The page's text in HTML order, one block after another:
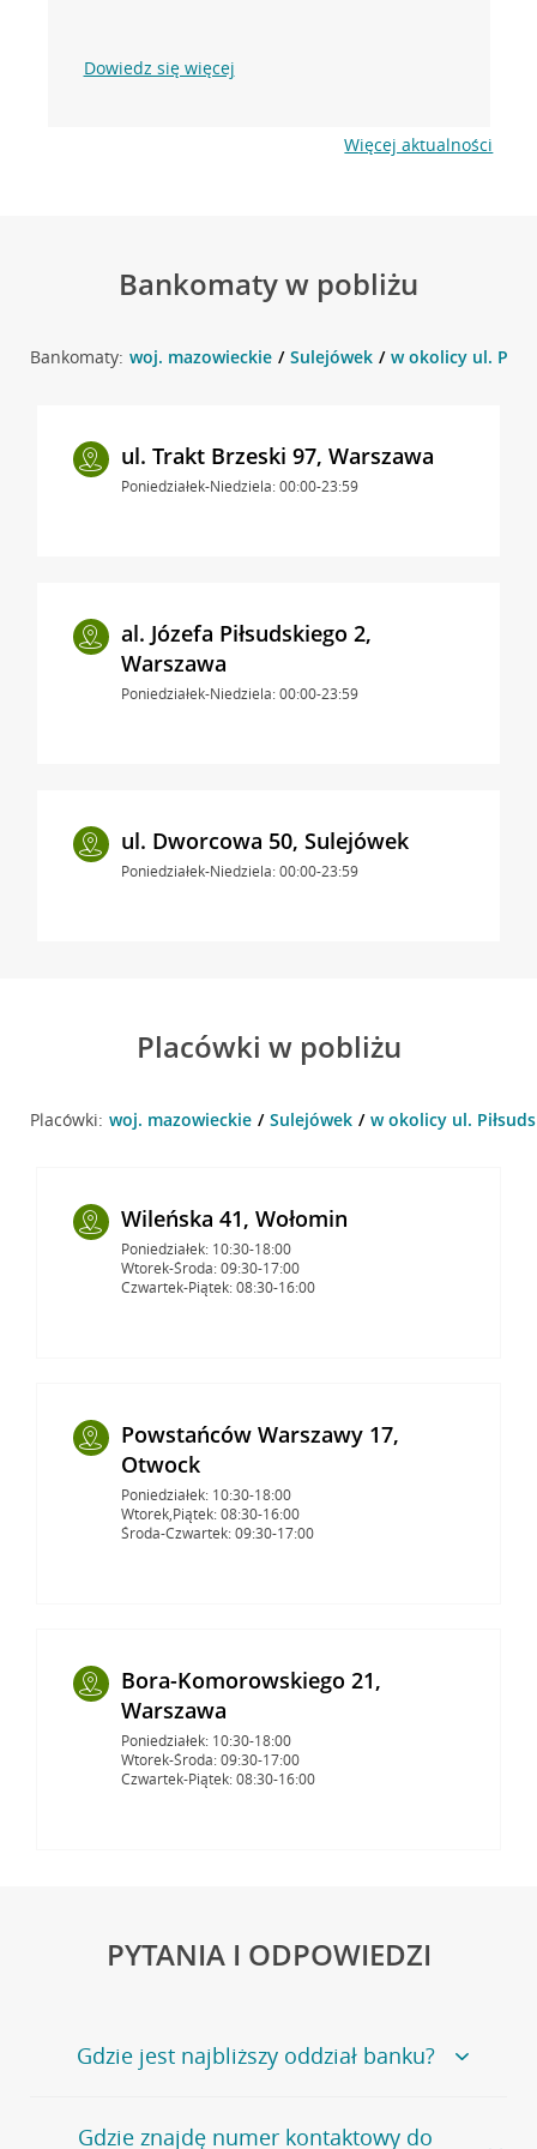
Dowiedz się więcej
Więcej aktualności
Bankomaty w pobliżu
Bankomaty: woj. mazowieckie Sulejówek w okolicy ul.
ul. Trakt Brzeski 97, Warszawa
Poniedziałek-Niedziela: 00:00-23:59
al. Józefa Piłsudskiego 2,
Warszawa
Poniedziałek-Niedziela: 00:00-23:59
ul. Dworcowa 50, Sulejówek
Poniedziałek-Niedziela: 00:00-23:59
Placówki w pobliżu
Placówki: woj. mazowieckie Sulejówek w okolicy ul.
Wileńska 41, Wołomin
Poniedziałek: 10:30-18:00
Wtorek-Środa: 09:30-17:00
Czwartek-Piątek: 08:30-16:00
Powstańców Warszawy 17,
Otwock
Poniedziałek: 10:30-18:00
Wtorek,Piątek: 08:30-16:00
Środa-Czwartek: 09:30-17:00
Bora-Komorowskiego 21,
Warszawa
Poniedziałek: 10:30-18:00
Wtorek-Środa: 09:30-17:00
Czwartek-Piątek: 08:30-16:00
PYTANIA I ODPOWIEDZI
Gdzie jest najbliższy oddział banku?
Jeśli szukasz oddziału naszego banku, zapraszamy na
Gdzie znajdę numer kontaktowy do